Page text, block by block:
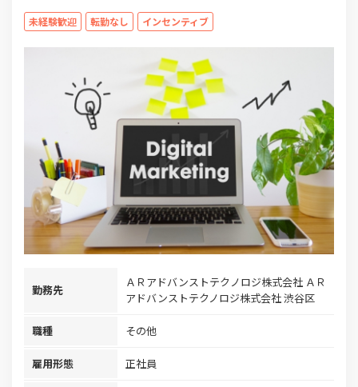
未経験歓迎 転勤なし インセンティブ
勤務先
ＡＲアドバンストテクノロジ株式会社 ＡＲ
アドバンストテクノロジ株式会社 渋谷区
職種 その他
雇用形態 正社員